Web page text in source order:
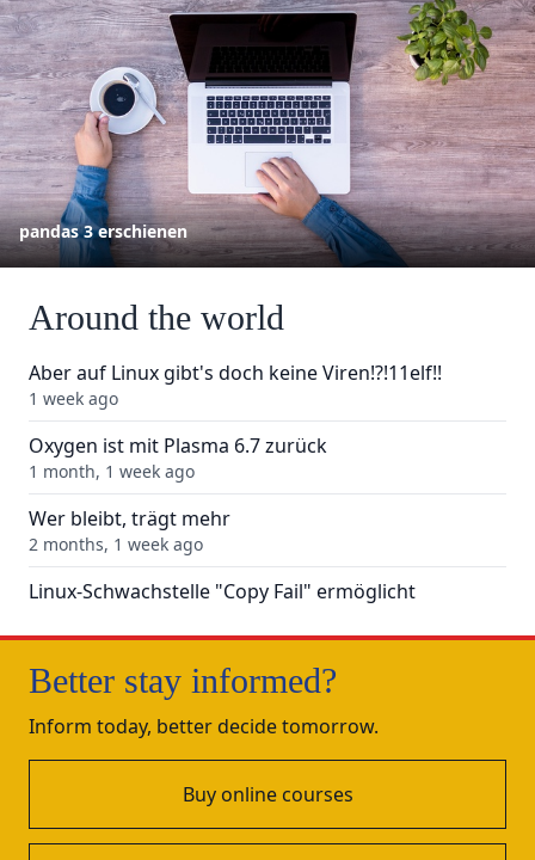
pandas 3 erschienen
Around the world
Aber auf Linux gibt's doch keine Viren!?!11elf!!
1 week ago
Oxygen ist mit Plasma 6.7 zurück
1 month, 1 week ago
Wer bleibt, trägt mehr
2 months, 1 week ago
Linux-Schwachstelle "Copy Fail" ermöglicht
3 months, 1 week ago
Supply-Chain-Angriffe auf LiteLLM und Axios
4 months, 1 week ago
Passwortanzeige in sudo unter Ubuntu 26.04 LTS
5 months, 1 week ago
pandas 3 erschienen
Better stay informed?
Inform today, better decide tomorrow.
Buy online courses